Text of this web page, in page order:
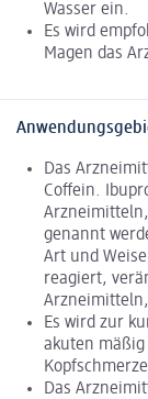
Wasser ein.
Es wird
Magen das
Das
Coffein.
genannt
Art und
reagiert,
Es wird zur
akuten mäßig
Das